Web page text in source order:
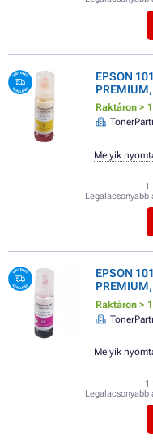
EPSON
Raktáron >
1
Legalacsonyabb
Melyik
EPSON
Raktáron >
1
Legalacsonyabb
Melyik